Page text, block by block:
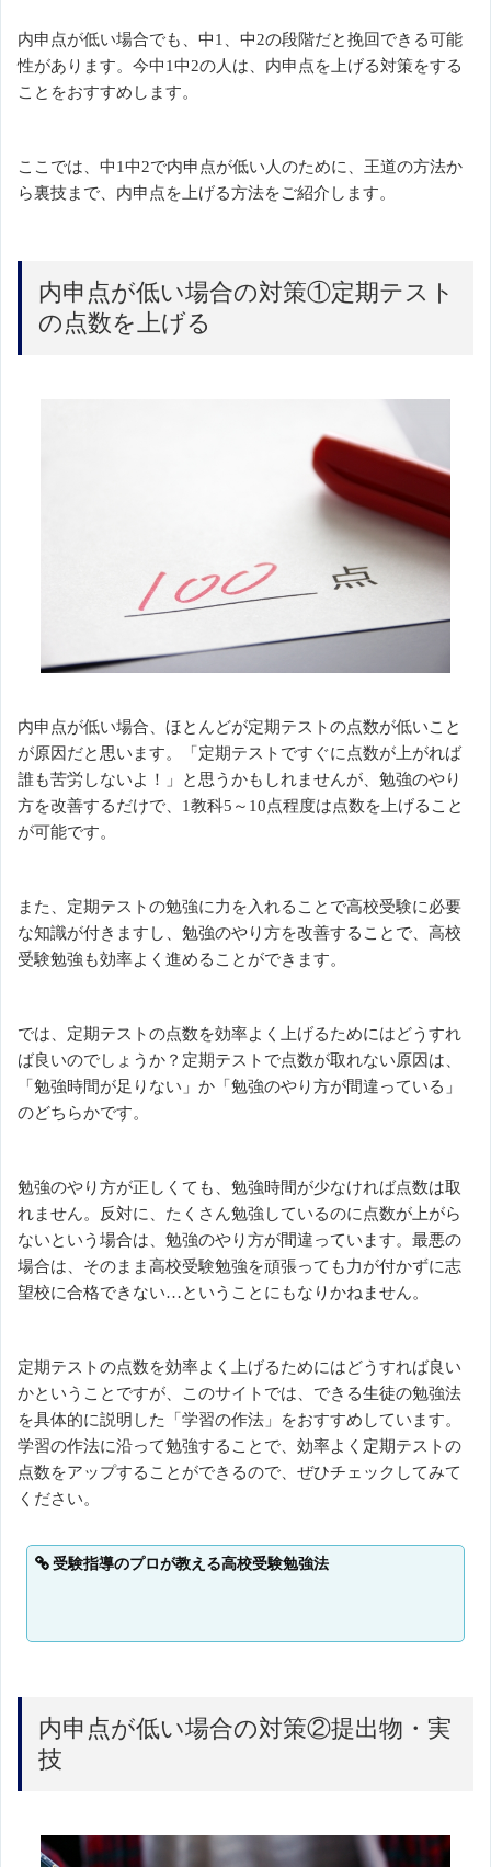
内申点が低い場合でも、中1、中2の段階だと挽回できる可能
性があります。今中1中2の人は、内申点を上げる対策をする
ことをおすすめします。
ここでは、中1中2で内申点が低い人のために、王道の方法か
ら裏技まで、内申点を上げる方法をご紹介します。
内申点が低い場合の対策①定期テスト
の点数を上げる
内申点が低い場合、ほとんどが定期テストの点数が低いこと
が原因だと思います。「定期テストですぐに点数が上がれば
誰も苦労しないよ！」と思うかもしれませんが、勉強のやり
方を改善するだけで、1教科5～10点程度は点数を上げること
が可能です。
また、定期テストの勉強に力を入れることで高校受験に必要
な知識が付きますし、勉強のやり方を改善することで、高校
受験勉強も効率よく進めることができます。
では、定期テストの点数を効率よく上げるためにはどうすれ
ば良いのでしょうか？定期テストで点数が取れない原因は、
「勉強時間が足りない」か「勉強のやり方が間違っている」
のどちらかです。
勉強のやり方が正しくても、勉強時間が少なければ点数は取
れません。反対に、たくさん勉強しているのに点数が上がら
ないという場合は、勉強のやり方が間違っています。最悪の
場合は、そのまま高校受験勉強を頑張っても力が付かずに志
望校に合格できない…ということにもなりかねません。
定期テストの点数を効率よく上げるためにはどうすれば良い
かということですが、このサイトでは、できる生徒の勉強法
を具体的に説明した「学習の作法」をおすすめしています。
学習の作法に沿って勉強することで、効率よく定期テストの
点数をアップすることができるので、ぜひチェックしてみて
ください。
受験指導のプロが教える高校受験勉強法
内申点が低い場合の対策②提出物・実
技